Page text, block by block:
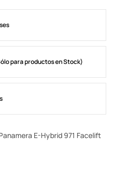
para productos en Stock)
E-Hybrid 971 Facelift